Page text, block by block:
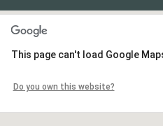
This page can't load Google
Do you own this website?